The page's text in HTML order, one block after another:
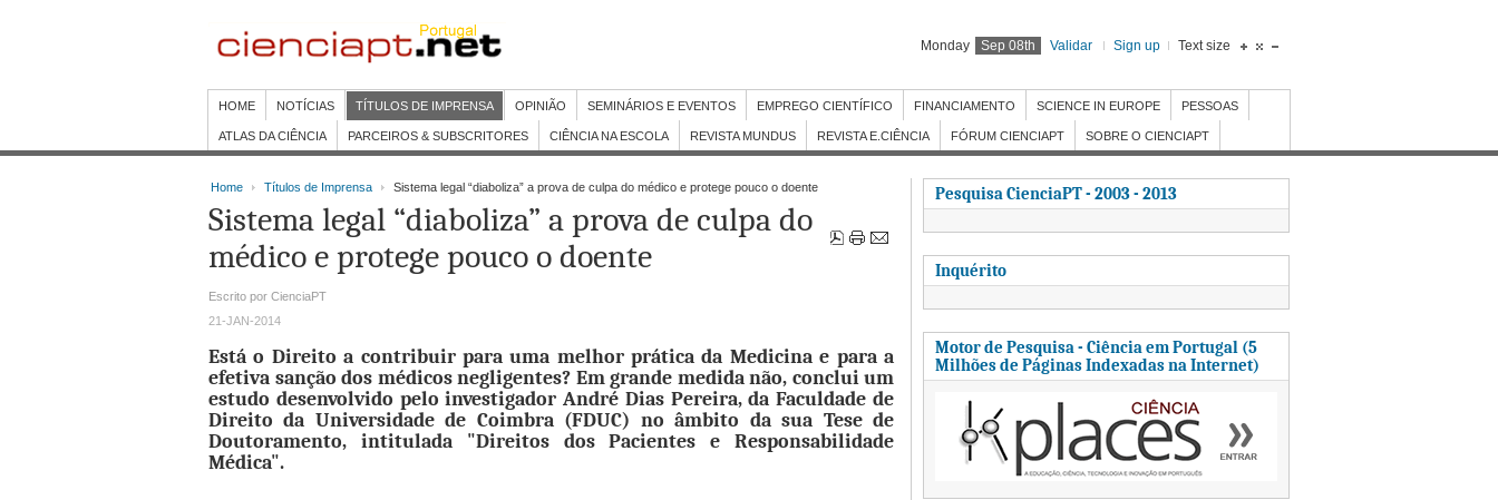
Monday Sep 08th Validar Sign up Text size
HOME NOTÍCIAS TÍTULOS DE IMPRENSA OPINIÃO SEMINÁRIOS E EVENTOS EMPREGO CIENTÍFICO FINANCIAMENTO SCIENCE IN EUROPE PESSOAS
ATLAS DA CIÊNCIA PARCEIROS & SUBSCRITORES CIÊNCIA NA ESCOLA REVISTA MUNDUS REVISTA E.CIÊNCIA FÓRUM CIENCIAPT SOBRE O CIENCIAPT
Home Títulos de Imprensa Sistema legal “diaboliza” a prova de culpa do médico e protege pouco o doente
Sistema legal “diaboliza” a prova de culpa do
médico e protege pouco o doente
Escrito por CienciaPT
21-JAN-2014
Está o Direito a contribuir para uma melhor prática da Medicina e para a
efetiva sanção dos médicos negligentes? Em grande medida não, conclui um
estudo desenvolvido pelo investigador André Dias Pereira, da Faculdade de
Direito da Universidade de Coimbra (FDUC) no âmbito da sua Tese de
Doutoramento, intitulada "Direitos dos Pacientes e Responsabilidade
Médica".
Pesquisa CienciaPT - 2003 - 2013
Inquérito
Motor de Pesquisa - Ciência em Portugal (5
Milhões de Páginas Indexadas na Internet)